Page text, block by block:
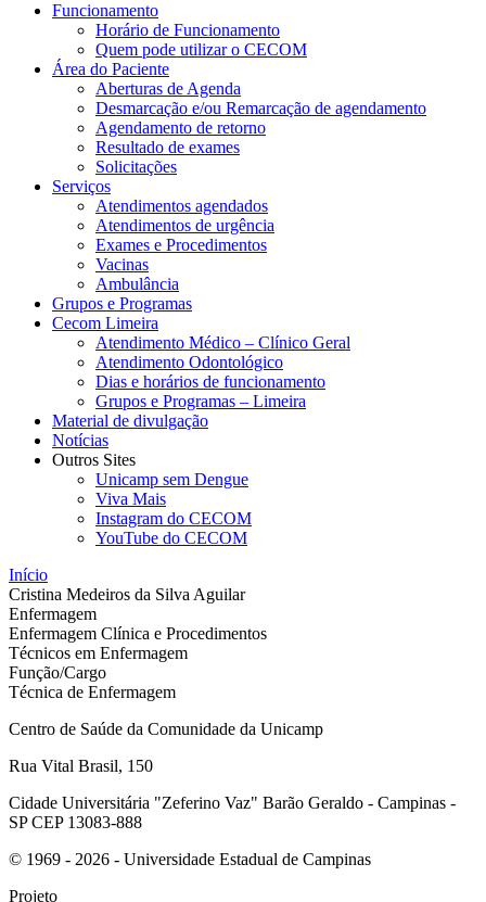
Funcionamento
Horário de Funcionamento
Quem pode utilizar o CECOM
Área do Paciente
Aberturas de Agenda
Desmarcação e/ou Remarcação de agendamento
Agendamento de retorno
Resultado de exames
Solicitações
Serviços
Atendimentos agendados
Atendimentos de urgência
Exames e Procedimentos
Vacinas
Ambulância
Grupos e Programas
Cecom Limeira
Atendimento Médico – Clínico Geral
Atendimento Odontológico
Dias e horários de funcionamento
Grupos e Programas – Limeira
Material de divulgação
Notícias
Outros Sites
Unicamp sem Dengue
Viva Mais
Instagram do CECOM
YouTube do CECOM
Início
Cristina Medeiros da Silva Aguilar
Enfermagem
Enfermagem Clínica e Procedimentos
Técnicos em Enfermagem
Função/Cargo
Técnica de Enfermagem
Centro de Saúde da Comunidade da Unicamp
Rua Vital Brasil, 150
Cidade Universitária "Zeferino Vaz" Barão Geraldo - Campinas -
SP CEP 13083-888
© 1969 - 2026 - Universidade Estadual de Campinas
Projeto